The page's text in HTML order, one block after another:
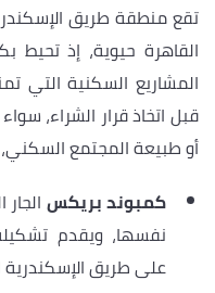
تقع منطقة طريق
المشاريع السكنية التي
قبل اتخاذ قرار الشراء،
أو طبيعة المجتمع
كمبوند بريكس
نفسها، ويقدم
على طريق الإسكندرية